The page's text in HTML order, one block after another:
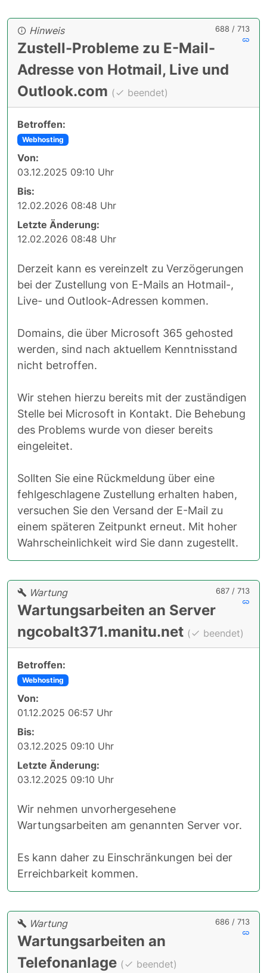
688 / 713
Hinweis
Zustell-Probleme zu E-Mail-
Adresse von Hotmail, Live und
Outlook.com ( beendet)
Betroffen:
Webhosting
Von:
03.12.2025 09:10 Uhr
Bis:
12.02.2026 08:48 Uhr
Letzte Änderung:
12.02.2026 08:48 Uhr
Derzeit kann es vereinzelt zu Verzögerungen
bei der Zustellung von E-Mails an Hotmail-,
Live- und Outlook-Adressen kommen.
Domains, die über Microsoft 365 gehosted
werden, sind nach aktuellem Kenntnisstand
nicht betroffen.
Wir stehen hierzu bereits mit der zuständigen
Stelle bei Microsoft in Kontakt. Die Behebung
des Problems wurde von dieser bereits
eingeleitet.
Sollten Sie eine Rückmeldung über eine
fehlgeschlagene Zustellung erhalten haben,
versuchen Sie den Versand der E-Mail zu
einem späteren Zeitpunkt erneut. Mit hoher
Wahrscheinlichkeit wird Sie dann zugestellt.
687 / 713
Wartung
Wartungsarbeiten an Server
ngcobalt371.manitu.net ( beendet)
Betroffen:
Webhosting
Von:
01.12.2025 06:57 Uhr
Bis:
03.12.2025 09:10 Uhr
Letzte Änderung:
03.12.2025 09:10 Uhr
Wir nehmen unvorhergesehene
Wartungsarbeiten am genannten Server vor.
Es kann daher zu Einschränkungen bei der
Erreichbarkeit kommen.
686 / 713
Wartung
Wartungsarbeiten an
Telefonanlage ( beendet)